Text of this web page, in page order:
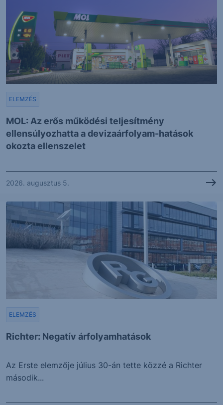
MOL: Az erős működési teljesítmény
ellensúlyozhatta a devizaárfolyam-hatások
okozta ellenszelet
ELEMZÉS
2026. augusztus 5.
Richter: Negatív árfolyamhatások
ELEMZÉS
Az Erste elemzője július 30-án tette közzé a Richter
második...